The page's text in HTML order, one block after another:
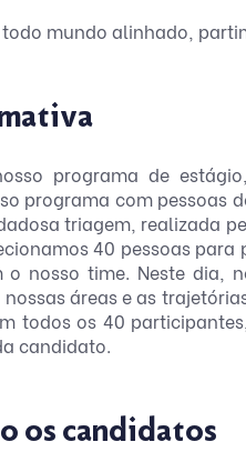
mundo alinhado,
programa de
programa com pessoas
triagem, realizada
40 pessoas
nosso time. Neste dia,
áreas e as
todos os 40
candidato.
os candidatos